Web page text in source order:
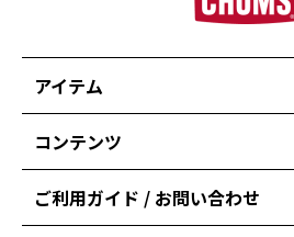
アイテム
コンテンツ
ご利用ガイド / お問い合わせ